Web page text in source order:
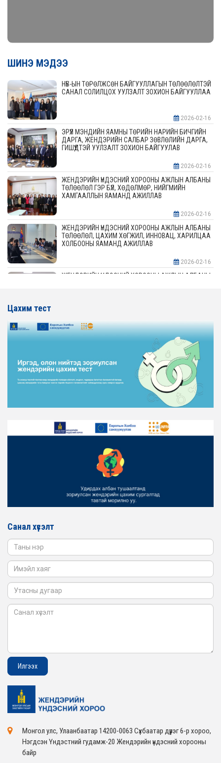
ШИНЭ МЭДЭЭ
НҮБ-ЫН ТӨРӨЛЖСӨН БАЙГУУЛЛАГЫН ТӨЛӨӨЛӨЛТЭЙ
САНАЛ СОЛИЛЦОХ УУЛЗАЛТ ЗОХИОН БАЙГУУЛЛАА
2026-02-16
ЭРҮҮЛ МЭНДИЙН ЯАМНЫ ТӨРИЙН НАРИЙН БИЧГИЙН
ДАРГА, ЖЕНДЭРИЙН САЛБАР ЗӨВЛӨЛИЙН ДАРГА,
ГИШҮҮДТЭЙ УУЛЗАЛТ ЗОХИОН БАЙГУУЛАВ
2026-02-16
ЖЕНДЭРИЙН ҮНДЭСНИЙ ХОРООНЫ АЖЛЫН АЛБАНЫ
ТӨЛӨӨЛӨЛ ГЭР БҮЛ, ХӨДӨЛМӨР, НИЙГМИЙН
ХАМГААЛЛЫН ЯАМАНД АЖИЛЛАВ
2026-02-16
ЖЕНДЭРИЙН ҮНДЭСНИЙ ХОРООНЫ АЖЛЫН АЛБАНЫ
ТӨЛӨӨЛӨЛ, ЦАХИМ ХӨГЖИЛ, ИННОВАЦ, ХАРИЛЦАА
ХОЛБООНЫ ЯАМАНД АЖИЛЛАВ
2026-02-16
ЖЕНДЭРИЙН ҮНДЭСНИЙ ХОРООНЫ АЖЛЫН АЛБАНЫ
ЖЕНДЭРИЙН ҮНДЭСНИЙ ХОРООНЫ АЖЛЫН АЛБАНЫ
ТӨЛӨӨЛӨЛ ХОТ БАЙГУУЛАЛТ, БАРИЛГА, ОРОН
СУУЦЖУУЛАЛТЫН ЯАМАНД АЖИЛЛАВ
2026-02-16
ЖЕНДЭРИЙН ЭРХ ТЭГШ БАЙДЛЫГ ХАНГАХ ҮЙЛ
АЖИЛЛАГААГ ЭРЧИМЖҮҮЛЭХ САРЫН ХУВААРЬТАЙ
2026-02-16
ЖЕНДЭРИЙН ҮНДЭСНИЙ ХОРООНЫ АЖЛЫН АЛБАНЫ
ТӨЛӨӨЛӨЛ ЗАМ ТЭЭВРИЙН ЯАМАНД АЖИЛЛАВ
ЖЕНДЭРИЙН ҮНДЭСНИЙ ХОРООНЫ АЖЛЫН АЛБАНЫ
ТӨЛӨӨЛӨЛ БАТЛАН ХАМГААЛАХ ЯАМАНД
Цахим тест
Санал хүсэлт
Монгол улс, Улаанбаатар 14200-0063 Сүхбаатар дүүрэг 6-р хороо,
Нэгдсэн Үндэстний гудамж-20 Жендэрийн үндэсний хорооны
байр